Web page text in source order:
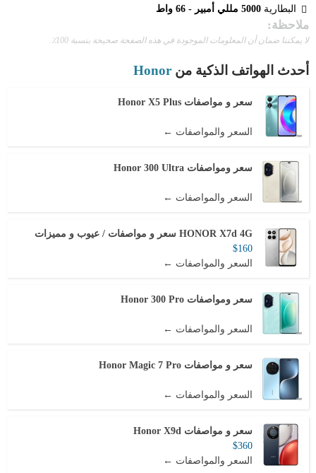
البطارية 5000 مللي أمبير - 66 واط
ملاحظة:
لا يمكننا ضمان أن المعلومات الموجودة في هذه الصفحة صحيحة بنسبة 100٪.
أحدث الهواتف الذكية من Honor
سعر و مواصفات Honor X5 Plus
السعر والمواصفات ←
سعر ومواصفات Honor 300 Ultra
السعر والمواصفات ←
HONOR X7d 4G سعر و مواصفات / عيوب و مميزات
$160
السعر والمواصفات ←
سعر ومواصفات Honor 300 Pro
السعر والمواصفات ←
سعر و مواصفات Honor Magic 7 Pro
السعر والمواصفات ←
سعر و مواصفات Honor X9d
$360
السعر والمواصفات ←